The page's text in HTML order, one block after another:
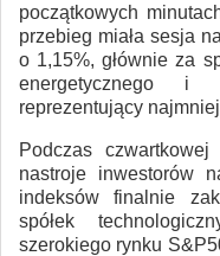
początkowych
przebieg miała sesja
o 1,15%, głównie za
energetycznego i
reprezentujący
Podczas
nastroje inwestorów
indeksów finalnie
spółek
szerokiego rynku